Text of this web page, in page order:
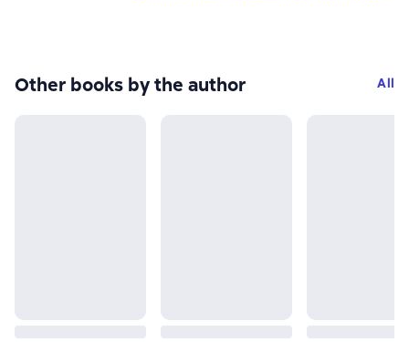
Other books by the author All